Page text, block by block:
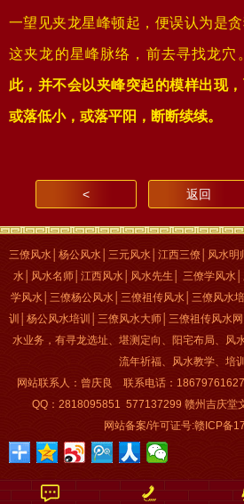
一望见夹龙星峰顿起，便误认为是
这夹龙的星峰脉络，前去寻找龙穴
此，并不会以夹峰突起的模样出现
或落低小，或落平阳，断断续续。
< 返回
三僚风水│杨公风水│三元风水│江西三僚│风水
水│风水名师│江西风水│风水先生
三僚学风水
学风水│三僚杨公风水│三僚祖传风水│三僚风水
训│杨公风水培训│三僚风水大师 三僚祖传风水网
水业务，有寻龙选址、堪测定向、阳宅布局、风
流年祈福、风水教学、培
网站联系人：曾庆良 联系电话：
QQ：2818095851 577137299 赣州吉庆堂
网站备案/许可证号:赣ICP备